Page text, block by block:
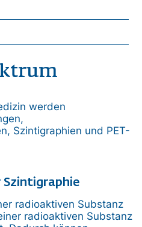
werden
Szintigraphien und PET-
Szintigraphie
radioaktiven Substanz
radioaktiven Substanz